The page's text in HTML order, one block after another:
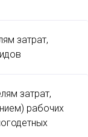
затрат,
затрат,
рабочих